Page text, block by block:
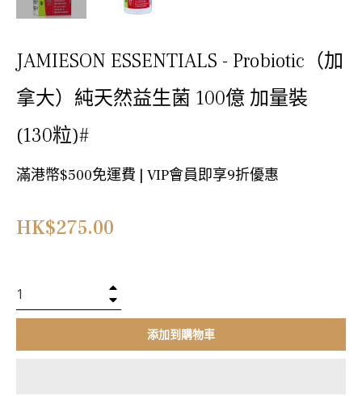
JAMIESON ESSENTIALS - Probiotic（加
拿大）純天然益生菌 100億 加量裝
(130粒)#
滿港幣$500免運費 | VIP會員即享9折優惠
正
HK$275.00
添加到購物車